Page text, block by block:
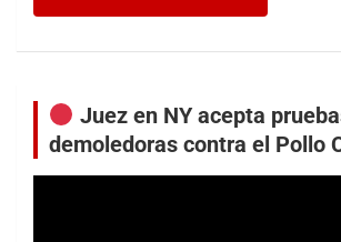
Juez en NY acepta
demoledoras contra el Pollo